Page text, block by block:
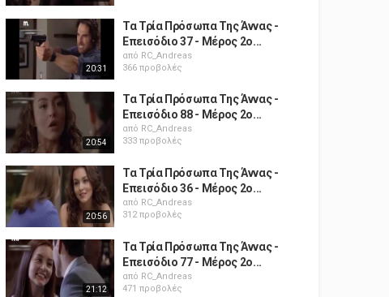
20:31
Τα Τρία Πρόσωπα Της Άννας -
Επεισόδιο 37 - Μέρος 2ο...
από RC_Andreas
366 προβολές
20:54
Τα Τρία Πρόσωπα Της Άννας -
Επεισόδιο 88 - Μέρος 2ο...
από RC_Andreas
333 προβολές
20:56
Τα Τρία Πρόσωπα Της Άννας -
Επεισόδιο 36 - Μέρος 2ο...
από RC_Andreas
312 προβολές
21:12
Τα Τρία Πρόσωπα Της Άννας -
Επεισόδιο 77 - Μέρος 2ο...
από RC_Andreas
471 προβολές